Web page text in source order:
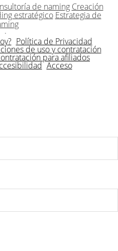
de naming Creación
estratégico Estrategia de
·
Política de Privacidad
de uso y contratación
para afiliados
Acceso